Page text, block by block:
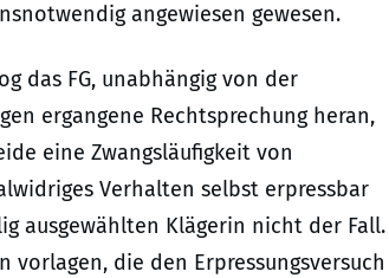
angewiesen gewesen.
das FG, unabhängig von der
ergangene Rechtsprechung heran,
eine Zwangsläufigkeit von
Verhalten selbst erpressbar
ausgewählten Klägerin nicht der Fall.
die den Erpressungsversuch